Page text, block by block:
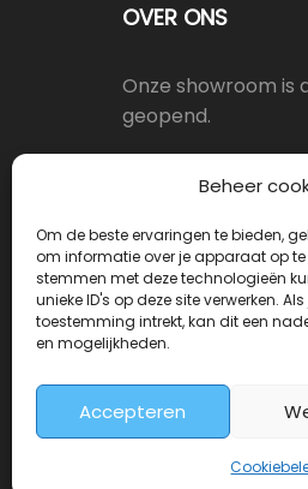
Beheer
Om de beste ervaringen te bieden,
om informatie over je apparaat op
stemmen met deze technologieën
unieke ID's op deze site verwerken.
toestemming intrekt, kan dit een
en mogelijkheden.
Accepteren
OVER ONS
Onze showroom is
geopend.
Oostergracht
Maandag -
Deurkrukwinkel.nl